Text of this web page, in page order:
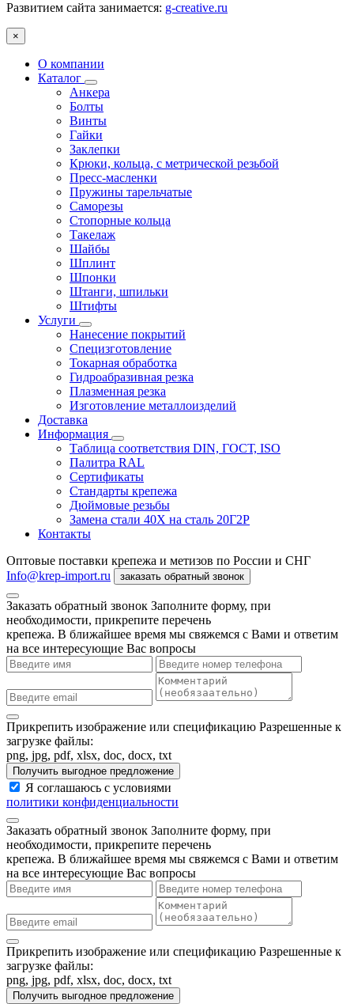
Развитием сайта занимается: g-creative.ru
×
О компании
Каталог
Анкера
Болты
Винты
Гайки
Заклепки
Крюки, кольца, с метрической резьбой
Пресс-масленки
Пружины тарельчатые
Саморезы
Стопорные кольца
Такелаж
Шайбы
Шплинт
Шпонки
Штанги, шпильки
Штифты
Услуги
Нанесение покрытий
Специзготовление
Токарная обработка
Гидроабразивная резка
Плазменная резка
Изготовление металлоизделий
Доставка
Информация
Таблица соответствия DIN, ГОСТ, ISO
Палитра RAL
Сертификаты
Стандарты крепежа
Дюймовые резьбы
Замена стали 40Х на сталь 20Г2Р
Контакты
Оптовые поставки крепежа и метизов по России и СНГ
Info@krep-import.ru
заказать обратный звонок
Заказать обратный звонок Заполните форму, при
необходимости, прикрепите перечень
крепежа. В ближайшее время мы свяжемся с Вами и ответим
на все интересующие Вас вопросы
Прикрепить изображение или спецификацию Разрешенные к
загрузке файлы:
png, jpg, pdf, xlsx, doc, docx, txt
Получить выгодное предложение
Я соглашаюсь с условиями
политики конфиденциальности
Заказать обратный звонок Заполните форму, при
необходимости, прикрепите перечень
крепежа. В ближайшее время мы свяжемся с Вами и ответим
на все интересующие Вас вопросы
Прикрепить изображение или спецификацию Разрешенные к
загрузке файлы:
png, jpg, pdf, xlsx, doc, docx, txt
Получить выгодное предложение